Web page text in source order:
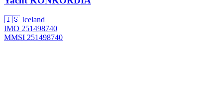
🇮🇸 Iceland
IMO 251498740
MMSI 251498740